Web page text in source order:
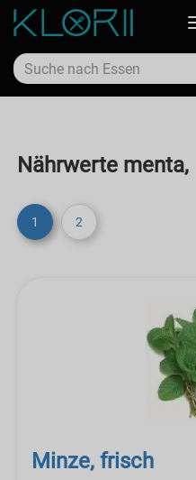
Nährwerte menta,
1
2
Minze, frisch